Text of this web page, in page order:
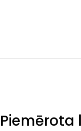
Piemērota